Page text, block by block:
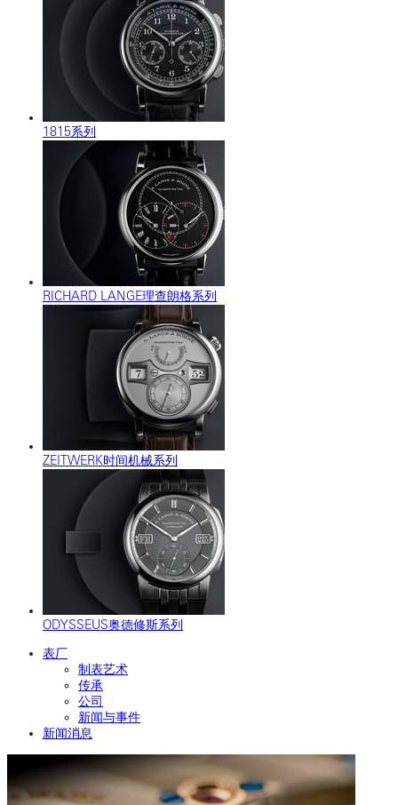
1815系列
RICHARD LANGE理查朗格系列
ZEITWERK时间机械系列
ODYSSEUS奥德修斯系列
表厂
制表艺术
传承
公司
新闻与事件
新闻消息